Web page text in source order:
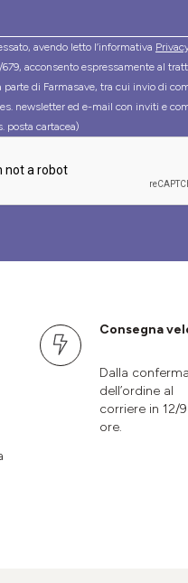
avendo letto l’informativa
679, acconsento espressamente al
di Farmasave, tra cui invio di
newsletter ed e-mail con inviti e
posta cartacea)
Consegna
Dalla conferma
dell’ordine al
corriere in 12/
ore.